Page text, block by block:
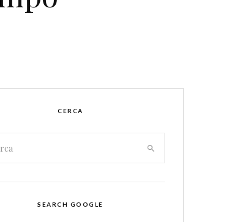
CERCA
SEARCH GOOGLE